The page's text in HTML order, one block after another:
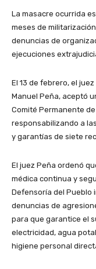
La masacre ocurrida
meses de
denuncias de
ejecuciones
El 13 de febrero, el
Manuel Peña, aceptó
Comité Permanente
responsabilizando a
y garantías de siete
El juez Peña ordenó
médica continua y
Defensoría del Pueblo
denuncias de
para que garantice el
electricidad, agua
higiene personal